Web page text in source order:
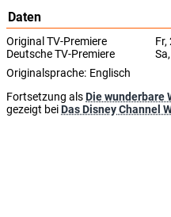
Daten
Original TV-Premiere
Fr,
Deutsche TV-Premiere
Originalsprache: Englisch
Fortsetzung alsDie wunderbare
gezeigt beiDas Disney Channel